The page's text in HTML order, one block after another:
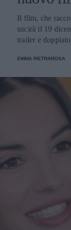
Il film, che
uscirà il 19
trailer e
EMMA PIETRAROSA